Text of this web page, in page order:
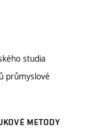
studia
průmyslové
METODY